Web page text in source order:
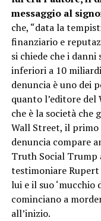
messaggio al
che, “data la
finanziario e
si chiede che i
inferiori a 10
denuncia è uno dei
quanto l’editore del
che è la società
Wall Street, il primo
denuncia compare
Truth Social Trump
testimoniare
lui e il suo ‘mucchio
cominciano a
all’inizio.